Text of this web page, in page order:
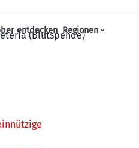
entdecken Regionen
(Blutspende)